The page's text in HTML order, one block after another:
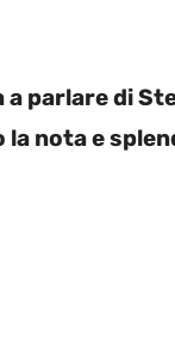
parlare di
la nota e